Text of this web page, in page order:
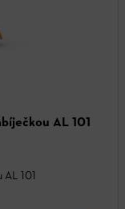
AL 101
101